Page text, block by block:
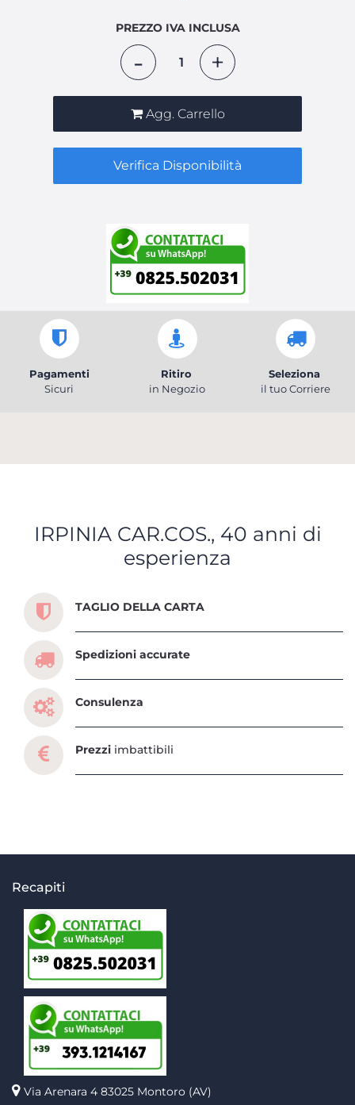
PREZZO IVA INCLUSA
Agg. Carrello
Verifica Disponibilità
Pagamenti
Sicuri
Ritiro
in Negozio
Seleziona
il tuo Corriere
IRPINIA CAR.COS., 40 anni di
esperienza
Scopri tutti i servizi che ti abbiamo dedicato
TAGLIO DELLA CARTA
Spedizioni accurate
Consulenza
Prezzi imbattibili
Recapiti
Via Arenara 4 83025 Montoro (AV)